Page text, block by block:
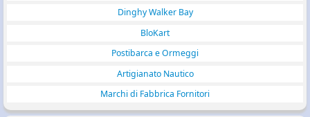
Dinghy Walker Bay
BloKart
Postibarca e Ormeggi
Artigianato Nautico
Marchi di Fabbrica Fornitori